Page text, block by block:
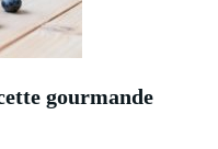
gourmande